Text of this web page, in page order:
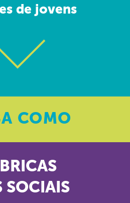
de jovens
COMO
SOCIAIS